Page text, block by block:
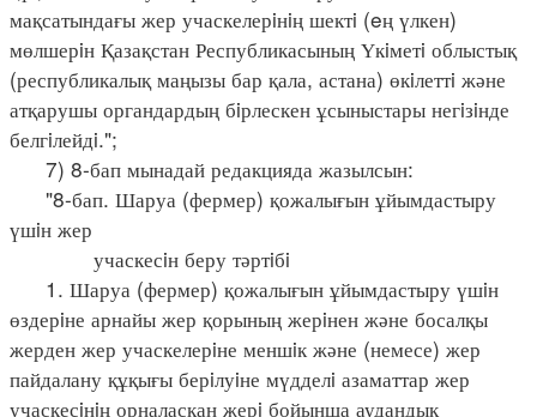
мақсатындағы жер учаскелерiнiң шектi (eң үлкен)
мөлшерiн Қазақстан Республикасының Үкiметi облыстық
(республикалық маңызы бар қала, астана) өкiлеттi және
атқарушы органдардың бiрлескен ұсыныстары негiзiнде
белгiлейдi.";
7) 8-бап мынадай редакцияда жазылсын:
"8-бап. Шаруа (фермер) қожалығын ұйымдастыру
үшiн жер
учаскесiн беру тәртiбi
1. Шаруа (фермер) қожалығын ұйымдастыру үшiн
өздерiне арнайы жер қорының жерiнен және босалқы
жерден жер учаскелерiне меншiк және (немесе) жер
пайдалану құқығы берiлуiне мүдделi азаматтар жер
учаскесiнiң орналасқан жерi бойынша аудандық